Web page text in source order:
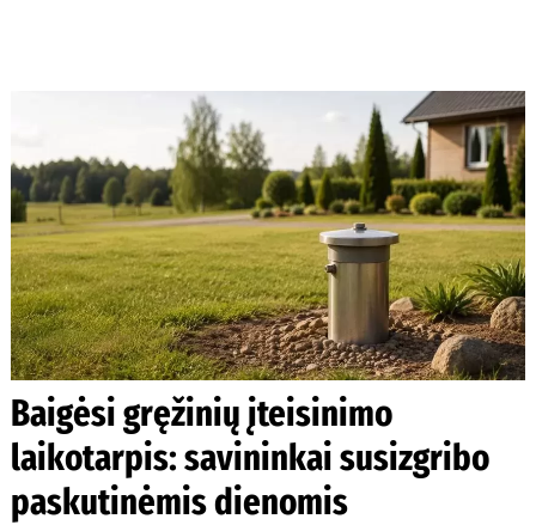
Baigėsi gręžinių įteisinimo
laikotarpis: savininkai susizgribo
paskutinėmis dienomis